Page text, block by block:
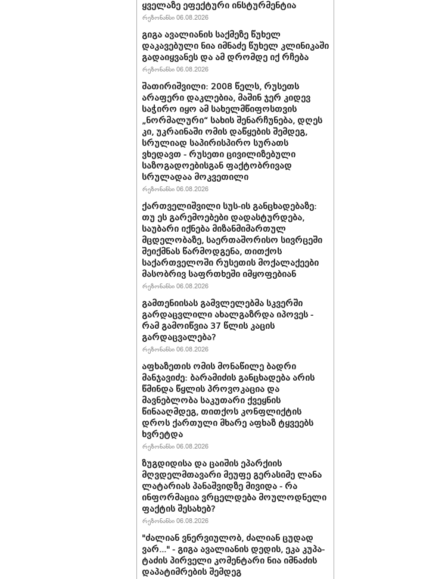
ყველაზე ეფექტური ინსტურმენტია
რეზონანსი 06.08.2026
გიგა ავალიანის საქმეზე წუხელ
დაკავებული ნია იმნაძე წუხელ კლინიკაში
გადაიყვანეს და ამ დრომდე იქ რჩება
რეზონანსი 06.08.2026
შათირიშვილი: 2008 წელს, რუსეთს
არაფერი დაკლებია, მაშინ ჯერ კიდევ
საჭირო იყო ამ სახელმწიფოსთვის
„ნორმალური“ სახის შენარჩუნება, დღეს
კი, უკრაინაში ომის დაწყების შემდეგ,
სრულიად საპირისპირო სურათს
ვხედავთ - რუსეთი ცივილიზებული
საზოგადოებისგან ფაქტობრივად
სრულადაა მოკვეთილი
რეზონანსი 06.08.2026
ქართველიშვილი სუს-ის განცხადებაზე:
თუ ეს გარემოებები დადასტურდება,
საუბარი იქნება მიზანმიმართულ
მცდელობაზე, საერთაშორისო სივრცეში
შეიქმნას წარმოდგენა, თითქოს
საქართველოში რუსეთის მოქალაქეები
მასობრივ საფრთხეში იმყოფებიან
რეზონანსი 06.08.2026
გამთენიისას გამვლელებმა სკვერში
გარდაცვლილი ახალგაზრდა იპოვეს -
რამ გამოიწვია 37 წლის კაცის
გარდაცვალება?
რეზონანსი 06.08.2026
აფხაზეთის ომის მონაწილე ბადრი
მანჯავიძე: ბარამიძის განცხადება არის
წმინდა წყლის პროვოკაცია და
მავნებლობა საკუთარი ქვეყნის
წინააღმდეგ, თითქოს კონფლიქტის
დროს ქართული მხარე აფხაზ ტყვეებს
ხვრეტდა
რეზონანსი 06.08.2026
ზუგდიდისა და ცაიშის ეპარქიის
მღვდელმთავარი მეუფე გერასიმე ლანა
ლატარიას პანაშვიდზე მივიდა - რა
ინფორმაცია ვრცელდება მოულოდნელი
ფაქტის შესახებ?
რეზონანსი 06.08.2026
"ძა­ლი­ან ვნერ­ვი­უ­ლობ, ძა­ლი­ან ცუ­დად
ვარ..." - გიგა ავა­ლი­ა­ნის დე­დის, ეკა კუ­პა­
ტა­ძის პირველი კომენტარი ნია იმნაძის
დაპატიმრების შემდეგ